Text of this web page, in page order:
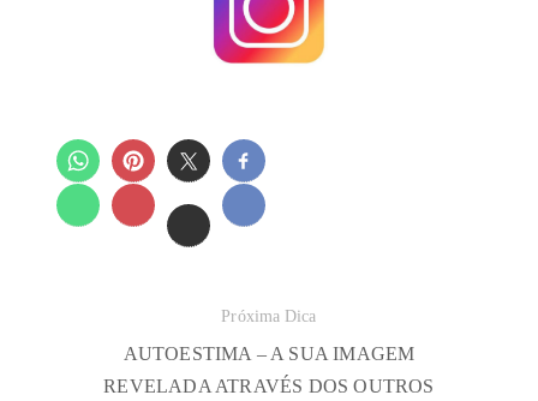
Próxima Dica
AUTOESTIMA – A SUA IMAGEM
REVELADA ATRAVÉS DOS OUTROS